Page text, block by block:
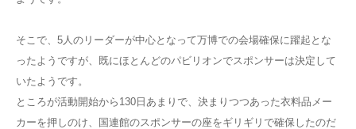
そこで、5人のリーダーが中心となって万博での会場確保に躍起とな
ったようですが、既にほとんどのパビリオンでスポンサーは決定して
いたようです。
ところが活動開始から130日あまりで、決まりつつあった衣料品メー
カーを押しのけ、国連館のスポンサーの座をギリギリで確保したのだ